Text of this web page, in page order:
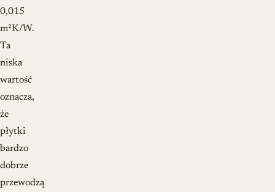
0,015
m²K/W.
Ta
niska
wartość
oznacza,
że
płytki
bardzo
dobrze
przewodzą